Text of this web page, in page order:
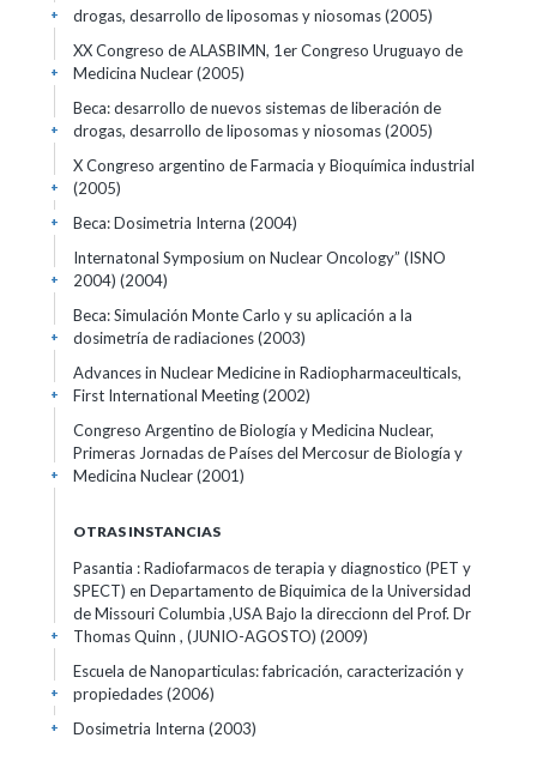
drogas, desarrollo de liposomas y niosomas(2005)
+
XX Congreso de ALASBIMN, 1er Congreso Uruguayo de
Medicina Nuclear(2005)
+
Beca: desarrollo de nuevos sistemas de liberación de
drogas, desarrollo de liposomas y niosomas(2005)
+
X Congreso argentino de Farmacia y Bioquímica industrial
(2005)
+
Beca: Dosimetria Interna (2004)
+
Internatonal Symposium on Nuclear Oncology” (ISNO
2004) (2004)
+
Beca: Simulación Monte Carlo y su aplicación a la
dosimetría de radiaciones(2003)
+
Advances in Nuclear Medicine in Radiopharmaceulticals,
First International Meeting(2002)
+
Congreso Argentino de Biología y Medicina Nuclear,
Primeras Jornadas de Países del Mercosur de Biología y
Medicina Nuclear(2001)
+
OTRAS INSTANCIAS
Pasantia : Radiofarmacos de terapia y diagnostico (PET y
SPECT) en Departamento de Biquimica de la Universidad
de Missouri Columbia ,USA Bajo la direccionn del Prof. Dr
Thomas Quinn , (JUNIO-AGOSTO) (2009)
+
Escuela de Nanoparticulas: fabricación, caracterización y
propiedades(2006)
+
Dosimetria Interna (2003)
+